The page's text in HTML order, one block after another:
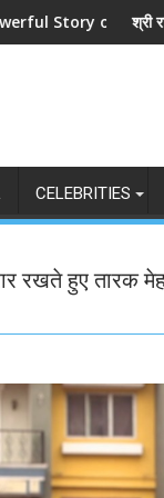
and Love
महासंघ का रणबीर कपूर
CELEBRITIES
रखते हुए तारक